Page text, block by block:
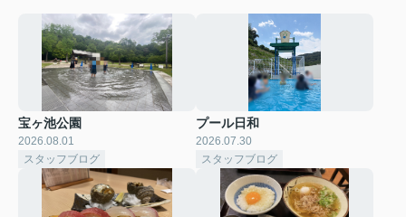
宝ヶ池公園
2026.08.01
スタッフブログ
プール日和
2026.07.30
スタッフブログ